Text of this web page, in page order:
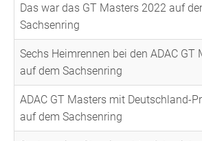
Das war das GT Masters 2022 auf
Sachsenring
Sechs Heimrennen bei den ADAC GT
auf dem Sachsenring
ADAC GT Masters mit Deutschland-
auf dem Sachsenring